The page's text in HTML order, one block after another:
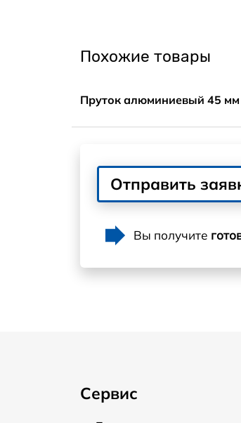
Похожие товары
Пруток алюминиевый 45
Отправить
Вы получите
Сервис